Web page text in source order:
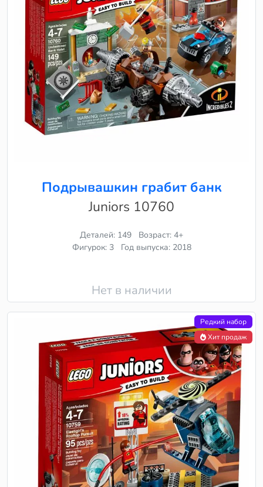
Подрывашкин грабит банк
Juniors 10760
Деталей: 149
Возраст: 4+
Фигурок: 3
Год выпуска: 2018
Нет в наличии
Редкий набор
Хит продаж